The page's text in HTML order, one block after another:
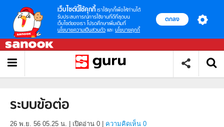
เว็บไซต์นี้ใช้คุกกี้ เราใช้คุกกี้เพื่อให้ท่านได้
รับประสบการณ์การใช้งานที่ดีที่สุดบน
เว็บไซต์ของเรา โปรดศึกษาเพิ่มเติมที่
นโยบายความเป็นส่วนตัว และ นโยบายคุกกี้
ตกลง
ระบบข้อต่อ
26 พ.ย. 56 05.25 น. เปิดอ่าน 0 ความคิดเห็น 0